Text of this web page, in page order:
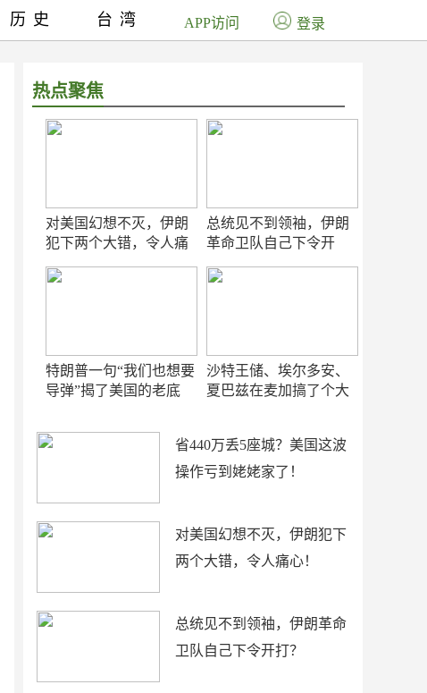
热点聚焦
对美国幻想不灭，伊朗
犯下两个大错，令人痛
总统见不到领袖，伊朗
革命卫队自己下令开
特朗普一句“我们也想要
导弹”揭了美国的老底
沙特王储、埃尔多安、
夏巴兹在麦加搞了个大
省440万丢5座城？美国这波
操作亏到姥姥家了！
对美国幻想不灭，伊朗犯下
两个大错，令人痛心！
总统见不到领袖，伊朗革命
卫队自己下令开打？
历史 台湾 APP访问 登录